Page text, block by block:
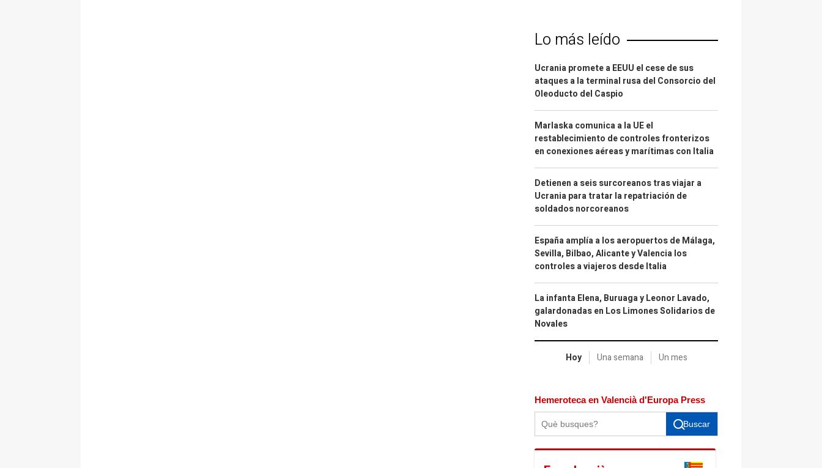
Lo más leído
Ucrania promete a EEUU el cese de sus
ataques a la terminal rusa del Consorcio del
Oleoducto del Caspio
Marlaska comunica a la UE el
restablecimiento de controles fronterizos
en conexiones aéreas y marítimas con Italia
Detienen a seis surcoreanos tras viajar a
Ucrania para tratar la repatriación de
soldados norcoreanos
España amplía a los aeropuertos de Málaga,
Sevilla, Bilbao, Alicante y Valencia los
controles a viajeros desde Italia
La infanta Elena, Buruaga y Leonor Lavado,
galardonadas en Los Limones Solidarios de
Novales
Hoy Una semana Un mes
Hemeroteca en Valencià d'Europa Press
Buscar